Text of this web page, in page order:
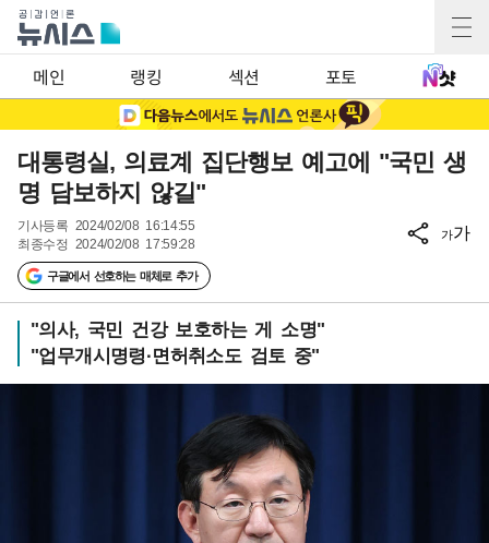
메인 랭킹 섹션 포토
대통령실, 의료계 집단행보 예고에 "국민 생
명 담보하지 않길"
기사등록 2024/02/08 16:14:55
최종수정 2024/02/08 17:59:28
구글에서 선호하는 매체로 추가
가가
"의사, 국민 건강 보호하는 게 소명"
"업무개시명령·면허취소도 검토 중"